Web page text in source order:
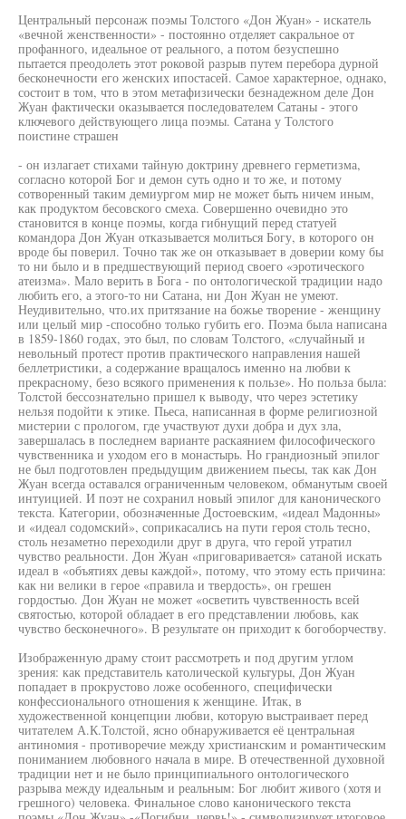
Центральный персонаж поэмы Толстого «Дон Жуан» - искатель
«вечной женственности» - постоянно отделяет сакральное от
профанного, идеальное от реального, а потом безуспешно
пытается преодолеть этот роковой разрыв путем перебора дурной
бесконечности его женских ипостасей. Самое характерное, однако,
состоит в том, что в этом метафизически безнадежном деле Дон
Жуан фактически оказывается последователем Сатаны - этого
ключевого действующего лица поэмы. Сатана у Толстого
поистине страшен
- он излагает стихами тайную доктрину древнего герметизма,
согласно которой Бог и демон суть одно и то же, и потому
сотворенный таким демиургом мир не может быть ничем иным,
как продуктом бесовского смеха. Совершенно очевидно это
становится в конце поэмы, когда гибнущий перед статуей
командора Дон Жуан отказывается молиться Богу, в которого он
вроде бы поверил. Точно так же он отказывает в доверии кому бы
то ни было и в предшествующий период своего «эротического
атеизма». Мало верить в Бога - по онтологической традиции надо
любить его, а этого-то ни Сатана, ни Дон Жуан не умеют.
Неудивительно, что.их притязание на божье творение - женщину
или целый мир -способно только губить его. Поэма была написана
в 1859-1860 годах, это был, по словам Толстого, «случайный и
невольный протест против практического направления нашей
беллетристики, а содержание вращалось именно на любви к
прекрасному, безо всякого применения к пользе». Но польза была:
Толстой бессознательно пришел к выводу, что через эстетику
нельзя подойти к этике. Пьеса, написанная в форме религиозной
мистерии с прологом, где участвуют духи добра и дух зла,
завершалась в последнем варианте раскаянием философического
чувственника и уходом его в монастырь. Но грандиозный эпилог
не был подготовлен предыдущим движением пьесы, так как Дон
Жуан всегда оставался ограниченным человеком, обманутым своей
интуицией. И поэт не сохранил новый эпилог для канонического
текста. Категории, обозначенные Достоевским, «идеал Мадонны»
и «идеал содомский», соприкасались на пути героя столь тесно,
столь незаметно переходили друг в друга, что герой утратил
чувство реальности. Дон Жуан «приговаривается» сатаной искать
идеал в «объятиях девы каждой», потому, что этому есть причина:
как ни велики в герое «правила и твердость», он грешен
гордостью. Дон Жуан не может «осветить чувственность всей
святостью, которой обладает в его представлении любовь, как
чувство бесконечного». В результате он приходит к богоборчеству.
Изображенную драму стоит рассмотреть и под другим углом
зрения: как представитель католической культуры, Дон Жуан
попадает в прокрустово ложе особенного, специфически
конфессионального отношения к женщине. Итак, в
художественной концепции любви, которую выстраивает перед
читателем А.К.Толстой, ясно обнаруживается её центральная
антиномия - противоречие между христианским и романтическим
пониманием любовного начала в мире. В отечественной духовной
традиции нет и не было принципиального онтологического
разрыва между идеальным и реальным: Бог любит живого (хотя и
грешного) человека. Финальное слово канонического текста